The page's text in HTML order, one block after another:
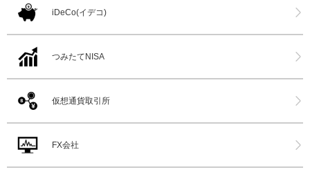
iDeCo(イデコ)
つみたてNISA
仮想通貨取引所
FX会社